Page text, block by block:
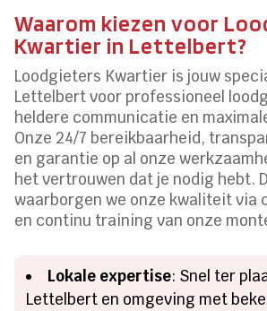
Waarom kiezen voor
Kwartier in Lettelbert?
Loodgieters Kwartier is jouw
Lettelbert voor professioneel
heldere communicatie en
Onze 24/7 bereikbaarheid,
en garantie op al onze
het vertrouwen dat je nodig hebt.
waarborgen we onze kwaliteit
en continu training van onze
Lokale expertise: Snel ter
Lettelbert en omgeving met